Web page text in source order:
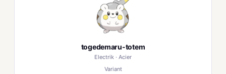
togedemaru-totem
Electrik · Acier
Variant